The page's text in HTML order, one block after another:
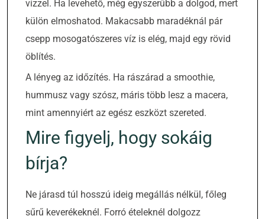
vízzel. Ha levehető, még egyszerűbb a dolgod, mert
külön elmoshatod. Makacsabb maradéknál pár
csepp mosogatószeres víz is elég, majd egy rövid
öblítés.
A lényeg az időzítés. Ha rászárad a smoothie,
hummusz vagy szósz, máris több lesz a macera,
mint amennyiért az egész eszközt szereted.
Mire figyelj, hogy sokáig
bírja?
Ne járasd túl hosszú ideig megállás nélkül, főleg
sűrű keverékeknél. Forró ételeknél dolgozz